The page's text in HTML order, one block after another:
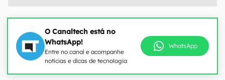
O Canaltech está no
WhatsApp!
Entre no canal e acompanhe
notícias e dicas de tecnologia
WhatsApp